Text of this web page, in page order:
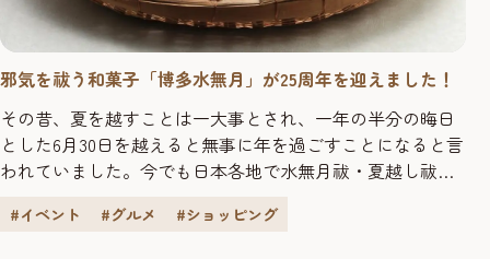
邪気を祓う和菓子「博多水無月」が25周年を迎えました！
その昔、夏を越すことは一大事とされ、一年の半分の晦日
とした6月30日を越えると無事に年を過ごすことになると言
われていました。今でも日本各地で水無月祓・夏越し祓が
続いています。 この伝承文化を元に創られた博多水無月の
#イベント #グルメ #ショッピング